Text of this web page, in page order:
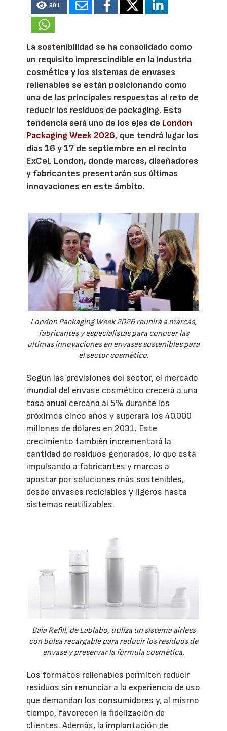
981
La sostenibilidad se ha consolidado como
un requisito imprescindible en la industria
cosmética y los sistemas de envases
rellenables se están posicionando como
una de las principales respuestas al reto de
reducir los residuos de packaging. Esta
tendencia será uno de los ejes de London
Packaging Week 2026, que tendrá lugar los
días 16 y 17 de septiembre en el recinto
ExCeL London, donde marcas, diseñadores
y fabricantes presentarán sus últimas
innovaciones en este ámbito.
London Packaging Week 2026 reunirá a marcas,
fabricantes y especialistas para conocer las
últimas innovaciones en envases sostenibles para
el sector cosmético.
Según las previsiones del sector, el mercado
mundial del envase cosmético crecerá a una
tasa anual cercana al 5% durante los
próximos cinco años y superará los 40.000
millones de dólares en 2031. Este
crecimiento también incrementará la
cantidad de residuos generados, lo que está
impulsando a fabricantes y marcas a
apostar por soluciones más sostenibles,
desde envases reciclables y ligeros hasta
sistemas reutilizables.
Baia Refill, de Lablabo, utiliza un sistema airless
con bolsa recargable para reducir los residuos de
envase y preservar la fórmula cosmética.
Los formatos rellenables permiten reducir
residuos sin renunciar a la experiencia de uso
que demandan los consumidores y, al mismo
tiempo, favorecen la fidelización de
clientes. Además, la implantación de